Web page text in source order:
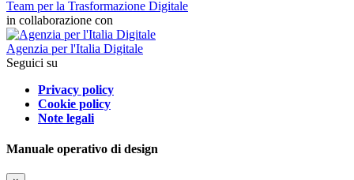
Team per la Trasformazione Digitale
in collaborazione con
Agenzia per l'Italia Digitale
Seguici su
Privacy policy
Cookie policy
Note legali
Manuale operativo di design